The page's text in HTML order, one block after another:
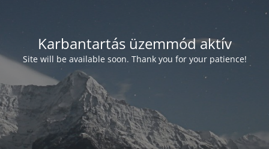
Karbantartás üzemmód aktív
Site will be available soon. Thank you for your patience!